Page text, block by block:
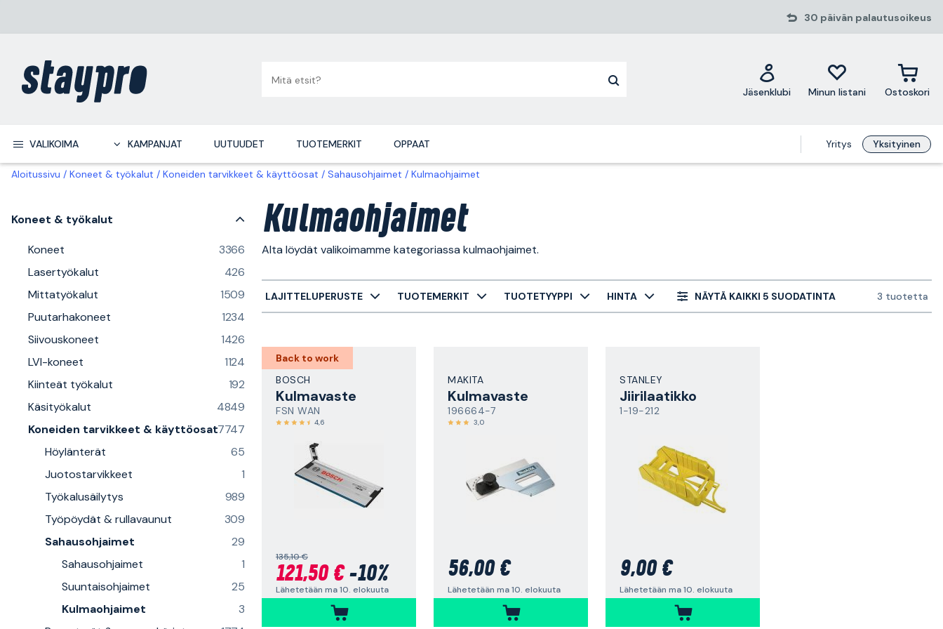
30 päivän palautusoikeus
Jäsenklubi Minun listani Ostoskori
VALIKOIMA KAMPANJAT UUTUUDET TUOTEMERKIT OPPAAT Yritys Yksityinen
Aloitussivu Koneet & työkalut Koneiden tarvikkeet & käyttöosat Sahausohjaimet Kulmaohjaimet
Koneet & työkalut
Koneet
3366
Lasertyökalut
426
Mittatyökalut
1509
Puutarhakoneet
1234
Siivouskoneet
1426
LVI-koneet
1124
Kiinteät työkalut
192
Käsityökalut
4849
Koneiden tarvikkeet & käyttöosat7747
Höylänterät
65
Juotostarvikkeet
1
Työkalusäilytys
989
Työpöydät & rullavaunut
309
Sahausohjaimet
29
Sahausohjaimet
1
Suuntaisohjaimet
25
Kulmaohjaimet
3
Kulmaohjaimet
Alta löydät valikoimamme kategoriassa kulmaohjaimet.
LAJITTELUPERUSTE TUOTEMERKIT TUOTETYYPPI HINTA NÄYTÄ KAIKKI 5 SUODATINTA 3 tuotetta
Back to work
BOSCH
Kulmavaste
FSN WAN
4,6
135,10 €
121,50 €-10%
Lähetetään ma 10. elokuuta
MAKITA
Kulmavaste
196664-7
3,0
56,00 €
Lähetetään ma 10. elokuuta
STANLEY
Jiirilaatikko
1-19-212
9,00 €
Lähetetään ma 10. elokuuta